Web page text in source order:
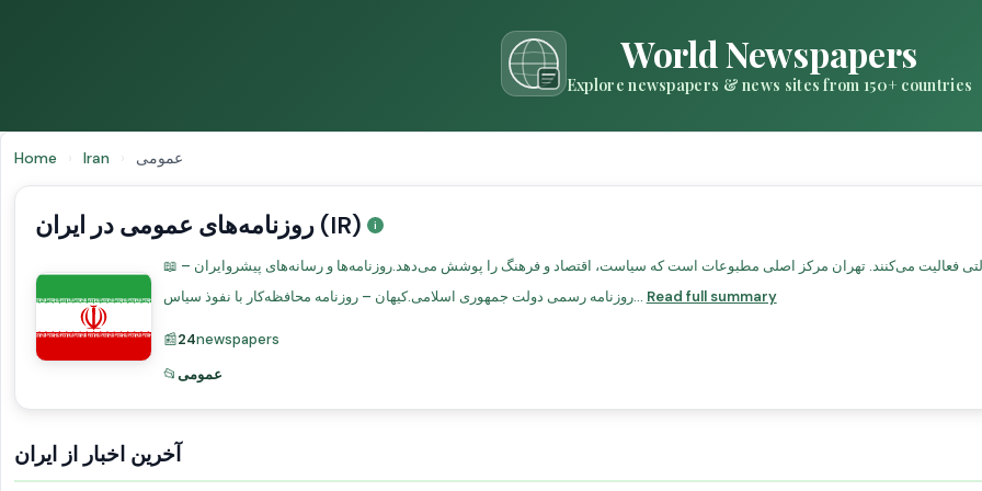
World Newspapers
Explore newspapers & news sites from 150+ countries
Home › Iran › عمومی
روزنامه‌های عمومی در ایران (IR)
📖 چشم‌انداز رسانه‌ای در ایرانرسانه‌های ایران تحت نظارت دولتی فعالیت می‌کنند. تهران مرکز اصلی مطبوعات است که سیاست، اقتصاد و فرهنگ را پوشش می‌دهد.روزنامه‌ها و رسانه‌های پیشروایران –
روزنامه رسمی دولت جمهوری اسلامی.کیهان – روزنامه محافظه‌کار با نفوذ سیاس... Read full summary
📰24newspapers
📂عمومی
آخرین اخبار از ایران